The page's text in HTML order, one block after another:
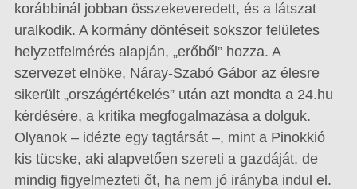
korábbinál jobban összekeveredett, és a látszat
uralkodik. A kormány döntéseit sokszor felületes
helyzetfelmérés alapján, „erőből” hozza. A
szervezet elnöke, Náray-Szabó Gábor az élesre
sikerült „országértékelés” után azt mondta a 24.hu
kérdésére, a kritika megfogalmazása a dolguk.
Olyanok – idézte egy tagtársát –, mint a Pinokkió
kis tücske, aki alapvetően szereti a gazdáját, de
mindig figyelmezteti őt, ha nem jó irányba indul el.